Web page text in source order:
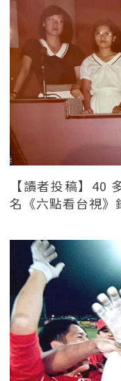
【讀者投稿】40
名《六點看台視》